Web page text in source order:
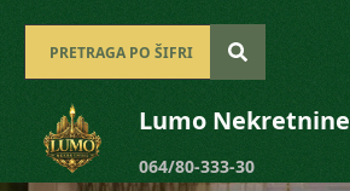
Lumo Nekretnine
064/80-333-30